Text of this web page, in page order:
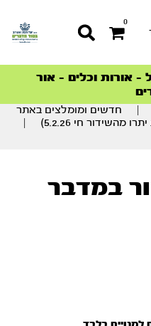
0
– דרך המלך
אורות וכלים – אור
הטבעית >
– דרך המלך
חדשים ומומלצים באתר
חי 5.2.26)
במדבר